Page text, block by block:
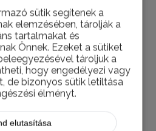
sütik segítenek a
elemzésében, tárolják a
tartalmakat és
Önnek. Ezeket a sütiket
tároljuk a
hogy engedélyezi vagy
de bizonyos sütik letiltása
élményt.
elutasítása
kulcs 1/2″ CrV